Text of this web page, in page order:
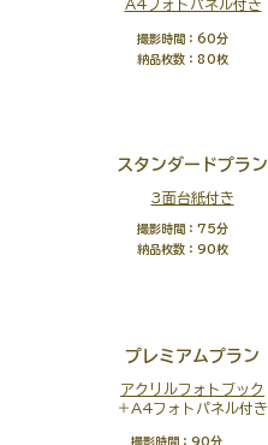
A4フォトパネル付き
撮影時間：60分
納品枚数：80枚
スタンダードプラン
3面台紙付き
撮影時間：75分
納品枚数：90枚
プレミアムプラン
アクリルフォトブック
＋A4フォトパネル付き
撮影時間：90分